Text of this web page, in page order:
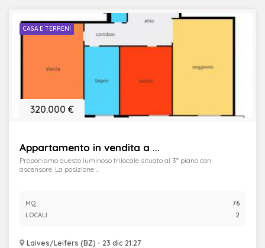
CASA E TERRENI
Appartamento in vendita a ...
Laives/Leifers (BZ) - 23 dic 21:27
320.000 €
Proponiamo questo luminoso trilocale situato al 3° piano con
ascensore. La posizione ...
MQ.
76
LOCALI
2